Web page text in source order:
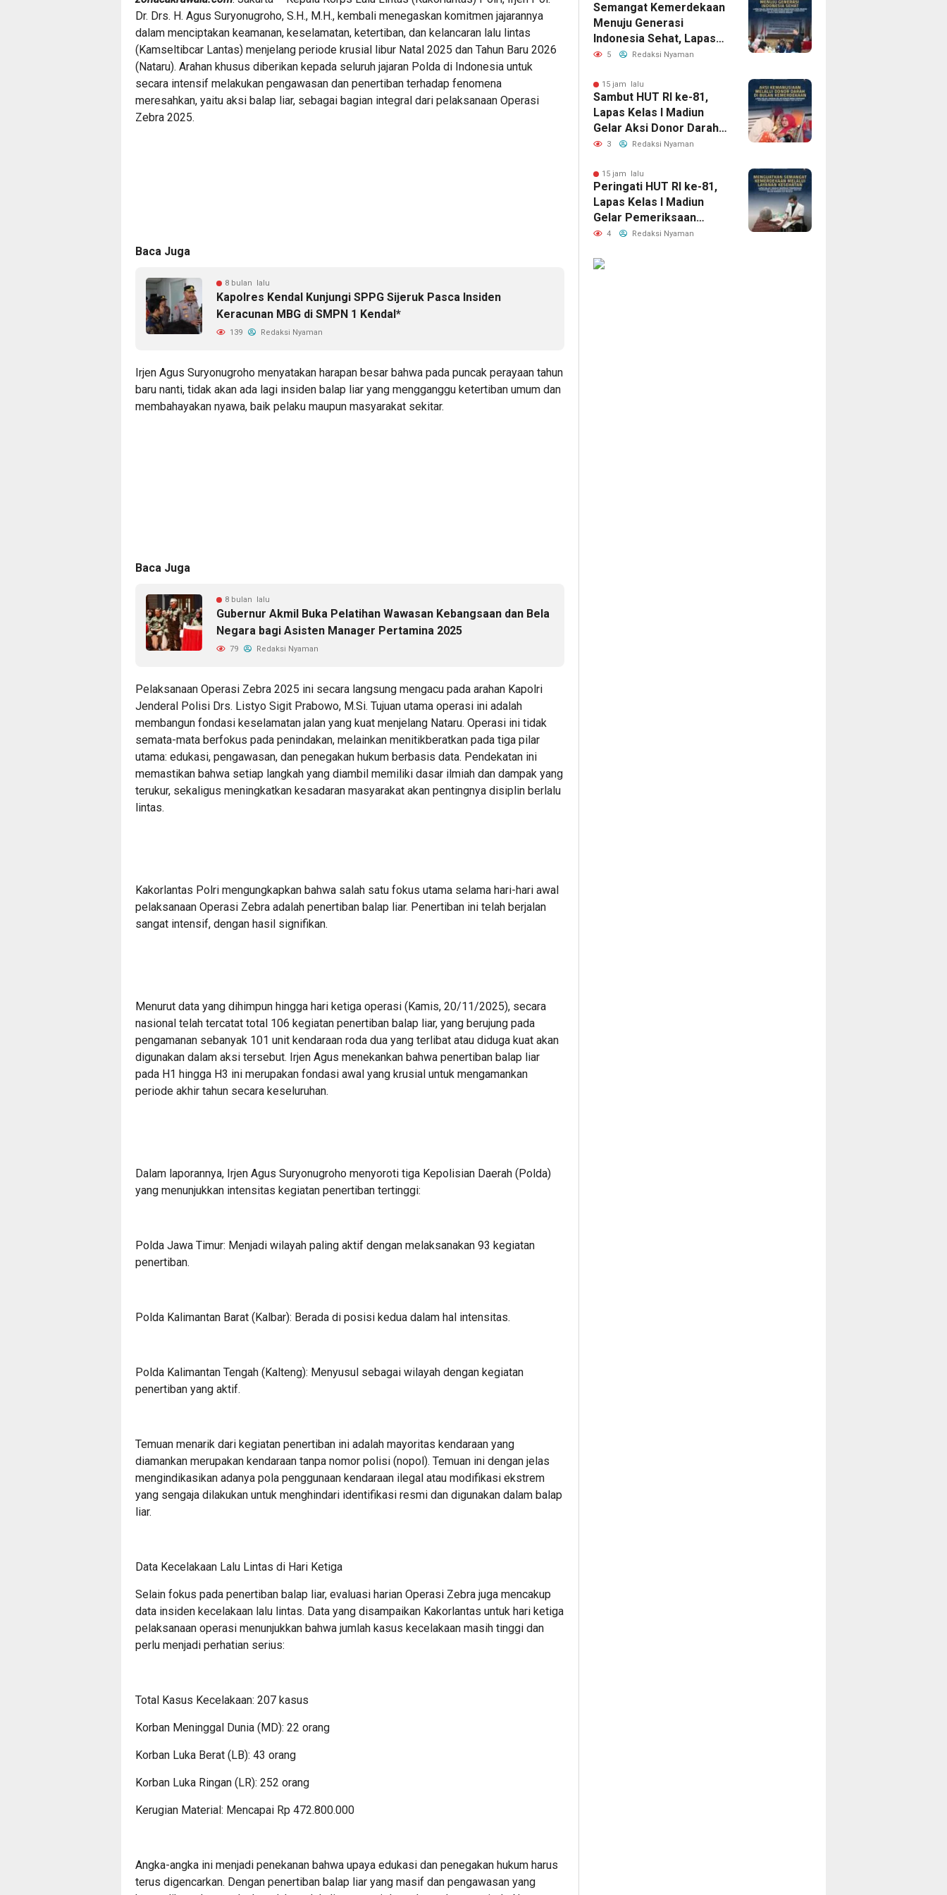
Dr. Drs. H. Agus Suryonugroho, S.H., M.H., kembali menegaskan komitmen jajarannya
dalam menciptakan keamanan, keselamatan, ketertiban, dan kelancaran lalu lintas
(Kamseltibcar Lantas) menjelang periode krusial libur Natal 2025 dan Tahun Baru 2026
(Nataru). Arahan khusus diberikan kepada seluruh jajaran Polda di Indonesia untuk
secara intensif melakukan pengawasan dan penertiban terhadap fenomena
meresahkan, yaitu aksi balap liar, sebagai bagian integral dari pelaksanaan Operasi
Zebra 2025.
Baca Juga
8 bulan lalu
Kapolres Kendal Kunjungi SPPG Sijeruk Pasca Insiden
Keracunan MBG di SMPN 1 Kendal*
139 Redaksi Nyaman
​Irjen Agus Suryonugroho menyatakan harapan besar bahwa pada puncak perayaan tahun
baru nanti, tidak akan ada lagi insiden balap liar yang mengganggu ketertiban umum dan
membahayakan nyawa, baik pelaku maupun masyarakat sekitar.
Baca Juga
8 bulan lalu
Gubernur Akmil Buka Pelatihan Wawasan Kebangsaan dan Bela
Negara bagi Asisten Manager Pertamina 2025
79 Redaksi Nyaman
​Pelaksanaan Operasi Zebra 2025 ini secara langsung mengacu pada arahan Kapolri
Jenderal Polisi Drs. Listyo Sigit Prabowo, M.Si. Tujuan utama operasi ini adalah
membangun fondasi keselamatan jalan yang kuat menjelang Nataru. Operasi ini tidak
semata-mata berfokus pada penindakan, melainkan menitikberatkan pada tiga pilar
utama: edukasi, pengawasan, dan penegakan hukum berbasis data. Pendekatan ini
memastikan bahwa setiap langkah yang diambil memiliki dasar ilmiah dan dampak yang
terukur, sekaligus meningkatkan kesadaran masyarakat akan pentingnya disiplin berlalu
lintas.
​Kakorlantas Polri mengungkapkan bahwa salah satu fokus utama selama hari-hari awal
pelaksanaan Operasi Zebra adalah penertiban balap liar. Penertiban ini telah berjalan
sangat intensif, dengan hasil signifikan.
​Menurut data yang dihimpun hingga hari ketiga operasi (Kamis, 20/11/2025), secara
nasional telah tercatat total 106 kegiatan penertiban balap liar, yang berujung pada
pengamanan sebanyak 101 unit kendaraan roda dua yang terlibat atau diduga kuat akan
digunakan dalam aksi tersebut. Irjen Agus menekankan bahwa penertiban balap liar
pada H1 hingga H3 ini merupakan fondasi awal yang krusial untuk mengamankan
periode akhir tahun secara keseluruhan.
​Dalam laporannya, Irjen Agus Suryonugroho menyoroti tiga Kepolisian Daerah (Polda)
yang menunjukkan intensitas kegiatan penertiban tertinggi:
​Polda Jawa Timur: Menjadi wilayah paling aktif dengan melaksanakan 93 kegiatan
penertiban.
​Polda Kalimantan Barat (Kalbar): Berada di posisi kedua dalam hal intensitas.
​Polda Kalimantan Tengah (Kalteng): Menyusul sebagai wilayah dengan kegiatan
penertiban yang aktif.
​Temuan menarik dari kegiatan penertiban ini adalah mayoritas kendaraan yang
diamankan merupakan kendaraan tanpa nomor polisi (nopol). Temuan ini dengan jelas
mengindikasikan adanya pola penggunaan kendaraan ilegal atau modifikasi ekstrem
yang sengaja dilakukan untuk menghindari identifikasi resmi dan digunakan dalam balap
liar.
​Data Kecelakaan Lalu Lintas di Hari Ketiga
​Selain fokus pada penertiban balap liar, evaluasi harian Operasi Zebra juga mencakup
data insiden kecelakaan lalu lintas. Data yang disampaikan Kakorlantas untuk hari ketiga
pelaksanaan operasi menunjukkan bahwa jumlah kasus kecelakaan masih tinggi dan
perlu menjadi perhatian serius:
​Total Kasus Kecelakaan: 207 kasus
​Korban Meninggal Dunia (MD): 22 orang
​Korban Luka Berat (LB): 43 orang
​Korban Luka Ringan (LR): 252 orang
​Kerugian Material: Mencapai Rp 472.800.000
​Angka-angka ini menjadi penekanan bahwa upaya edukasi dan penegakan hukum harus
terus digencarkan. Dengan penertiban balap liar yang masif dan pengawasan yang
HUT RI ke-81
Semangat Kemerdekaan
Menuju Generasi
Indonesia Sehat, Lapas
Kelas I Madiun Bersama
Gelar Tracing TB
Terintegrasi dan Cek
Kesehatan Gratis bagi
Warga Binaan
5 Redaksi Nyaman
15 jam lalu
Sambut HUT RI ke-81,
Lapas Kelas I Madiun
Gelar Aksi Donor Darah,
Wujud Nyata Kepedulian
3 Redaksi Nyaman
15 jam lalu
Peringati HUT RI ke-81,
Lapas Kelas I Madiun
Gelar Pemeriksaan
Kesehatan Gratis bagi
4 Redaksi Nyaman